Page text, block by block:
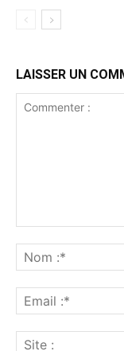
LAISSER UN